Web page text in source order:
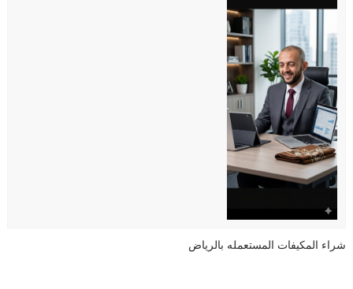
شراء المكيفات المستعمله بالرياض